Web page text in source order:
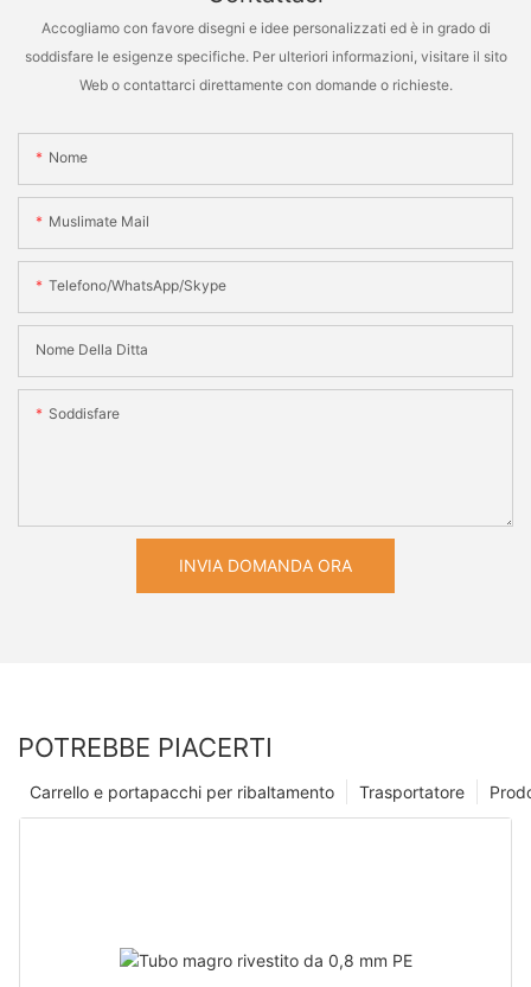
Accogliamo con favore disegni e idee personalizzati ed è in grado di
soddisfare le esigenze specifiche. Per ulteriori informazioni, visitare il sito
Web o contattarci direttamente con domande o richieste.
Nome
Muslimate Mail
Telefono/WhatsApp/Skype
Nome Della Ditta
Soddisfare
INVIA DOMANDA ORA
POTREBBE PIACERTI
Trasportatore
Carrello e portapacchi per ribaltamento